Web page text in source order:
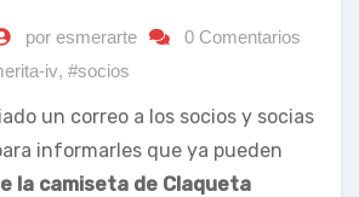
por esmerarte
0 Comentarios
iv, #socios
un correo a los socios y socias
informarles que ya pueden
la camiseta de Claqueta